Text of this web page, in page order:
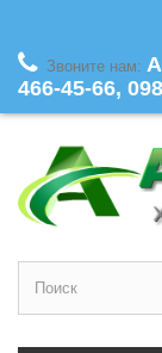
Звоните нам:
466-45-66,